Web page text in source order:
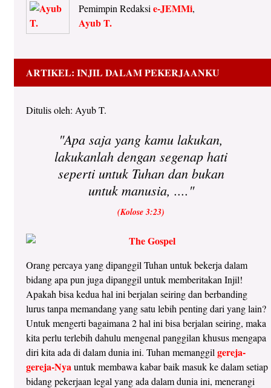
Pemimpin Redaksie-JEMMi,
Ayub T.
ARTIKEL: INJIL DALAM PEKERJAANKU
Ditulis oleh: Ayub T.
"Apa saja yang kamu lakukan,
lakukanlah dengan segenap hati
seperti untuk Tuhan dan bukan
untuk manusia, ...."
(Kolose 3:23)
Orang percaya yang dipanggil Tuhan untuk bekerja dalam
bidang apa pun juga dipanggil untuk memberitakan Injil!
Apakah bisa kedua hal ini berjalan seiring dan berbanding
lurus tanpa memandang yang satu lebih penting dari yang lain?
Untuk mengerti bagaimana 2 hal ini bisa berjalan seiring, maka
kita perlu terlebih dahulu mengenal panggilan khusus mengapa
diri kita ada di dalam dunia ini. Tuhan memanggilgereja-
gereja-Nyauntuk membawa kabar baik masuk ke dalam setiap
bidang pekerjaan legal yang ada dalam dunia ini, menerangi